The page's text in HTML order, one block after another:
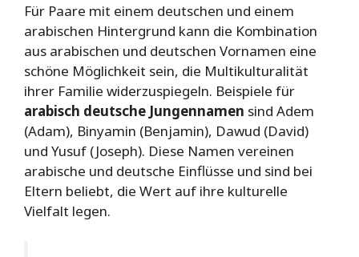
Für Paare mit einem deutschen und einem
arabischen Hintergrund kann die Kombination
aus arabischen und deutschen Vornamen eine
schöne Möglichkeit sein, die Multikulturalität
ihrer Familie widerzuspiegeln. Beispiele für
arabisch deutsche Jungennamen sind Adem
(Adam), Binyamin (Benjamin), Dawud (David)
und Yusuf (Joseph). Diese Namen vereinen
arabische und deutsche Einflüsse und sind bei
Eltern beliebt, die Wert auf ihre kulturelle
Vielfalt legen.